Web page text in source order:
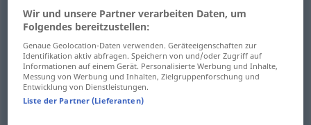
monte m Haufen
pilhaf Haufen aufgeschichteta.
multidãof HaufenLeute
Wir und unsere Partner verarbeiten Daten, um
Folgendes bereitzustellen:
Genaue Geolocation-Daten verwenden. Geräteeigenschaften zur
Identifikation aktiv abfragen. Speichern von und/oder Zugriff auf
Informationen auf einem Gerät. Personalisierte Werbung und Inhalte,
Messung von Werbung und Inhalten, Zielgruppenforschung und
Entwicklung von Dienstleistungen.
Liste der Partner (Lieferanten)